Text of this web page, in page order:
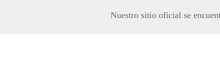
Nuestro sitio oficial se